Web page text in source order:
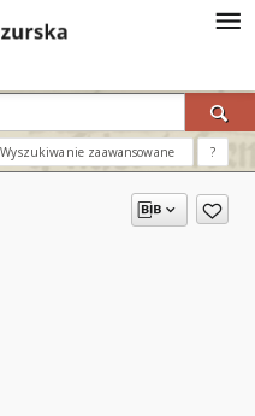
Wyszukiwanie zaawansowane ?